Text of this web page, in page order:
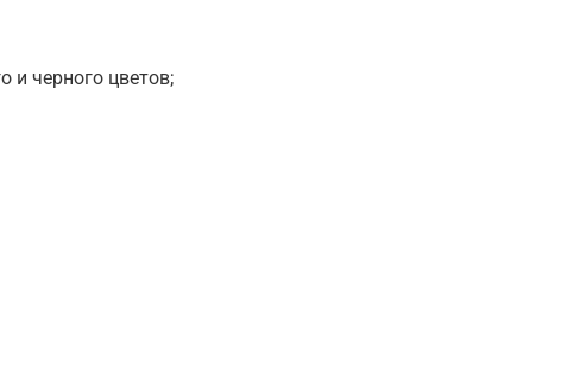
и черного цветов;